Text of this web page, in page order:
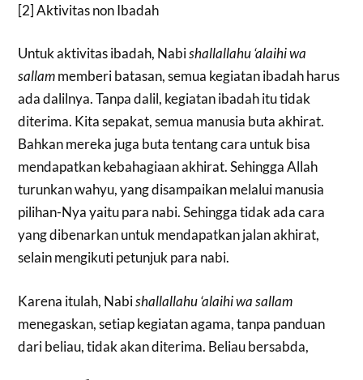
[2] Aktivitas non Ibadah
Untuk aktivitas ibadah, Nabishallallahu ‘alaihi wa
sallammemberi batasan, semua kegiatan ibadah harus
ada dalilnya. Tanpa dalil, kegiatan ibadah itu tidak
diterima. Kita sepakat, semua manusia buta akhirat.
Bahkan mereka juga buta tentang cara untuk bisa
mendapatkan kebahagiaan akhirat. Sehingga Allah
turunkan wahyu, yang disampaikan melalui manusia
pilihan-Nya yaitu para nabi. Sehingga tidak ada cara
yang dibenarkan untuk mendapatkan jalan akhirat,
selain mengikuti petunjuk para nabi.
Karena itulah, Nabishallallahu ‘alaihi wa sallam
menegaskan, setiap kegiatan agama, tanpa panduan
dari beliau, tidak akan diterima. Beliau bersabda,